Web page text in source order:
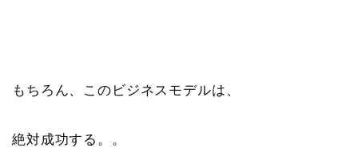
もちろん、このビジネスモデルは、
絶対成功する。。